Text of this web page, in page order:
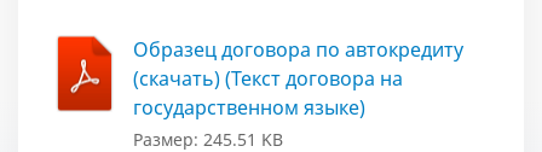
Образец договора по автокредиту
(скачать) (Текст договора на
государственном языке)
Размер: 245.51 KB